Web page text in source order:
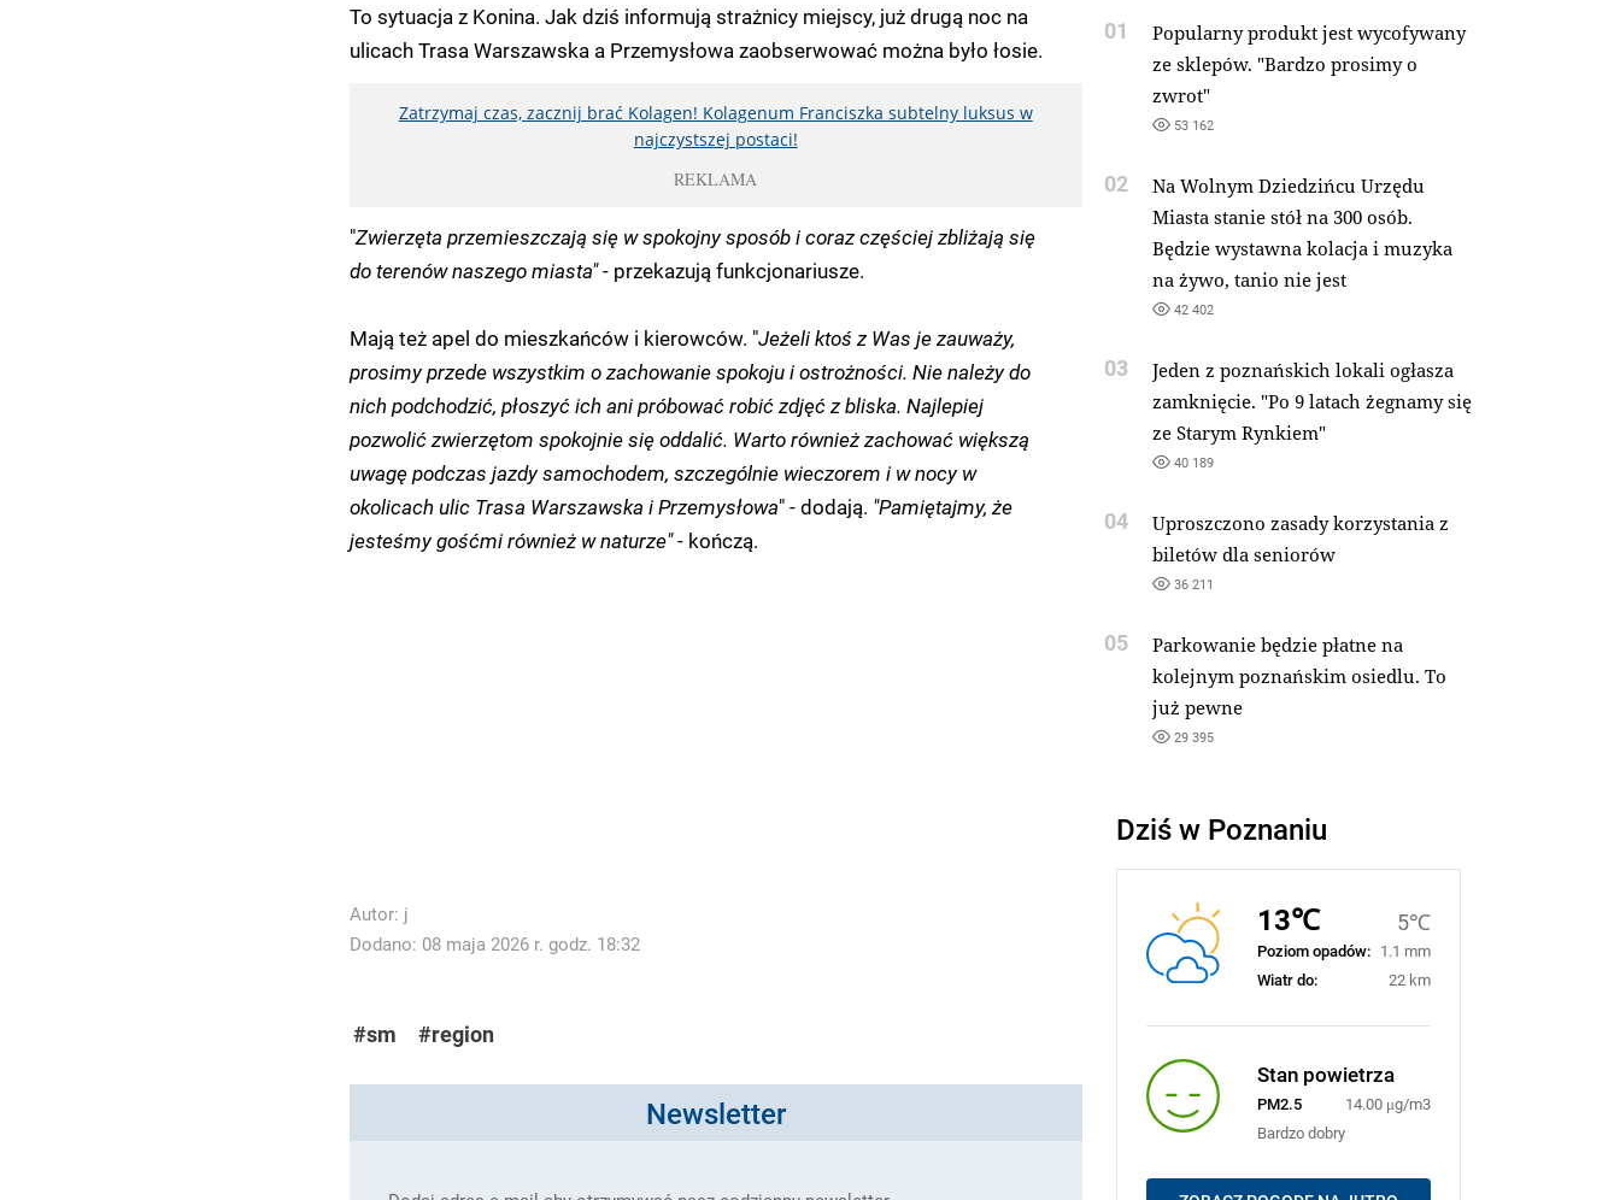
To sytuacja z Konina. Jak dziś informują strażnicy miejscy, już drugą noc na
ulicach Trasa Warszawska a Przemysłowa zaobserwować można było łosie.
Zatrzymaj czas, zacznij brać Kolagen! Kolagenum Franciszka subtelny luksus w
najczystszej postaci!
REKLAMA
"Zwierzęta przemieszczają się w spokojny sposób i coraz częściej zbliżają się
do terenów naszego miasta"- przekazują funkcjonariusze.
Mają też apel do mieszkańców i kierowców. "Jeżeli ktoś z Was je zauważy,
prosimy przede wszystkim o zachowanie spokoju i ostrożności. Nie należy do
nich podchodzić, płoszyć ich ani próbować robić zdjęć z bliska. Najlepiej
pozwolić zwierzętom spokojnie się oddalić. Warto również zachować większą
uwagę podczas jazdy samochodem, szczególnie wieczorem i w nocy w
okolicach ulic Trasa Warszawska i Przemysłowa" - dodają. "Pamiętajmy, że
jesteśmy gośćmi również w naturze"- kończą.
Autor: j
Dodano: 08 maja 2026 r. godz. 18:32
#sm #region
Newsletter
01
Popularny produkt jest wycofywany
ze sklepów. "Bardzo prosimy o
zwrot"
53 162
02
Na Wolnym Dziedzińcu Urzędu
Miasta stanie stół na 300 osób.
Będzie wystawna kolacja i muzyka
na żywo, tanio nie jest
42 402
03
Jeden z poznańskich lokali ogłasza
zamknięcie. "Po 9 latach żegnamy się
ze Starym Rynkiem"
40 189
04
Uproszczono zasady korzystania z
biletów dla seniorów
36 211
05
Parkowanie będzie płatne na
kolejnym poznańskim osiedlu. To
już pewne
29 395
Dziś w Poznaniu
13℃ 5℃
Poziom opadów: 1.1 mm
Wiatr do:
22 km
Stan powietrza
PM2.5
14.00 μg/m3
Bardzo dobry